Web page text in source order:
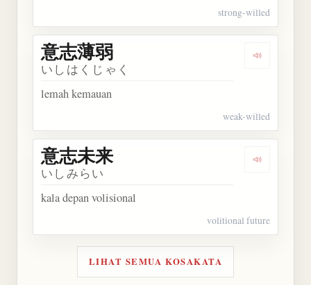
strong-willed
Dengarkan
意志薄弱
いしはくじゃく
lemah kemauan
weak-willed
Dengarkan
意志未来
いしみらい
kala depan volisional
volitional future
LIHAT SEMUA KOSAKATA